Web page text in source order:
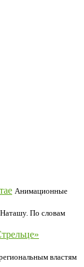
Анимационные
По словам
властям